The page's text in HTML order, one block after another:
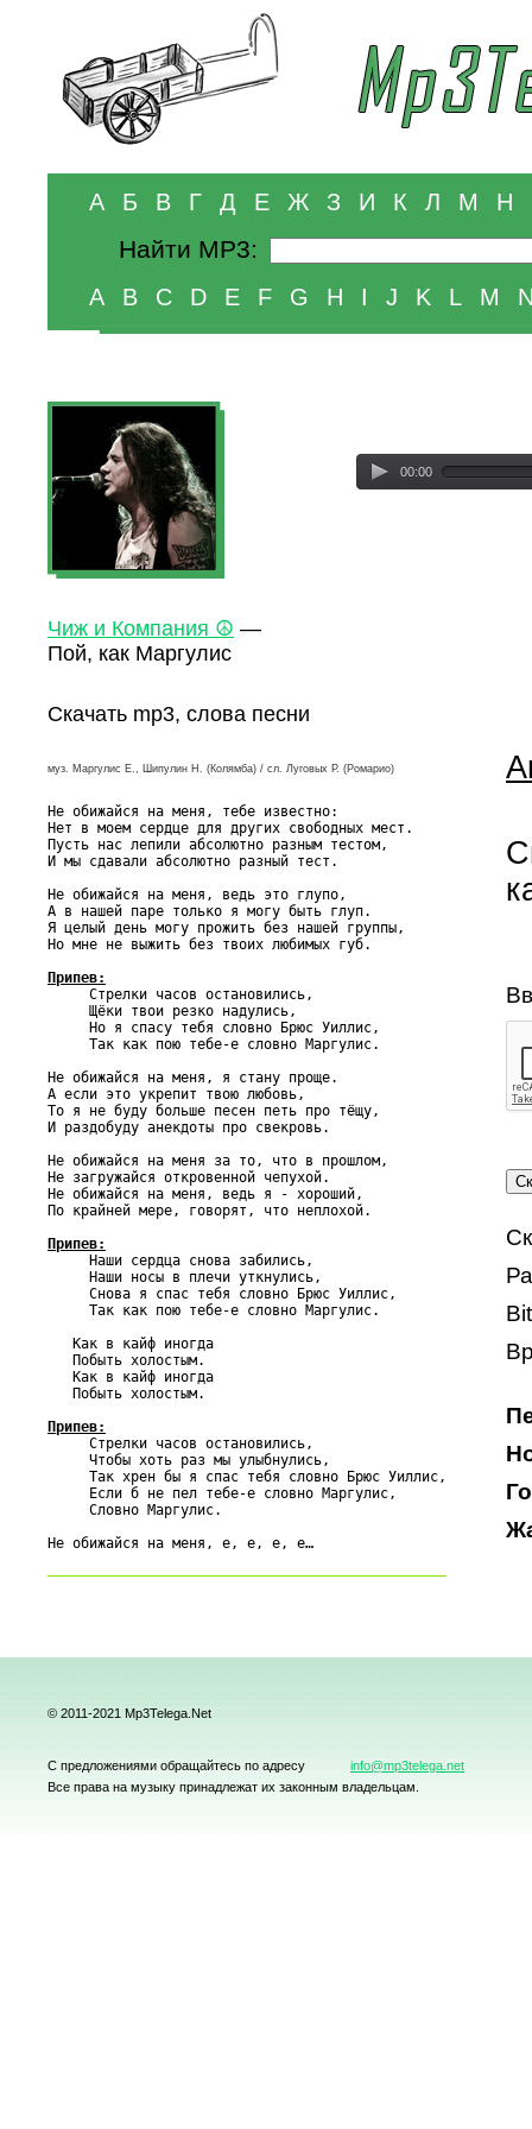
А Б В Г Д Е Ж З И К Л М Н
Найти MP3:
A B C D E F G H I J K L M
Чиж и Компания ☮ —
Пой, как Маргулис
00:00
Скачать mp3, слова песни
муз. Маргулис Е., Шипулин Н. (Колямба) / сл. Луговых Р. (Ромарио)
Не обижайся на меня, тебе известно:
Нет в моем сердце для других свободных мест.
Пусть нас лепили абсолютно разным тестом,
И мы сдавали абсолютно разный тест.
Не обижайся на меня, ведь это глупо,
А в нашей паре только я могу быть глуп.
Я целый день могу прожить без нашей группы,
Но мне не выжить без твоих любимых губ.
Припев:
Стрелки часов остановились,
     Щёки твои резко надулись,
     Но я спасу тебя словно Брюс Уиллис,
     Так как пою тебе-е словно Маргулис.
Не обижайся на меня, я стану проще.
А если это укрепит твою любовь,
То я не буду больше песен петь про тёщу,
И раздобуду анекдоты про свекровь.
Не обижайся на меня за то, что в прошлом,
Не загружайся откровенной чепухой.
Не обижайся на меня, ведь я - хороший,
По крайней мере, говорят, что неплохой.
Припев:
Наши сердца снова забились,
     Наши носы в плечи уткнулись,
     Снова я спас тебя словно Брюс Уиллис,
     Так как пою тебе-е словно Маргулис.
   Как в кайф иногда
   Побыть холостым.
   Как в кайф иногда
   Побыть холостым.
Припев:
Стрелки часов остановились,
     Чтобы хоть раз мы улыбнулись,
     Так хрен бы я спас тебя словно Брюс Уиллис,
     Если б не пел тебе-е словно Маргулис,
     Словно Маргулис.
© 2011-2021 Mp3Telega.Net
С предложениями обращайтесь по адресу
info@mp3telega.net
Все права на музыку принадлежат их законным владельцам.